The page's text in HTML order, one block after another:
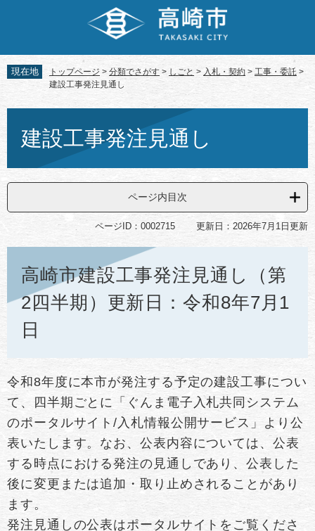
先
頭
す。
を
飛
し
へ
現在地 トップページ > 分類でさがす > しごと > 入札・契約 > 工事・委託 >
建設工事発注見通し
建設工事発注見通し
ページ内目次
ページID：0002715 更新日：2026年7月1日更新
高崎市建設工事発注見通し（第
2四半期）更新日：令和8年7月1
日
令和8年度に本市が発注する予定の建設工事につい
て、四半期ごとに「ぐんま電子入札共同システム
のポータルサイト/入札情報公開サービス」より公
表いたします。なお、公表内容については、公表
する時点における発注の見通しであり、公表した
後に変更または追加・取り止めされることがあり
ます。
発注見通しの公表はポータルサイトをご覧くださ